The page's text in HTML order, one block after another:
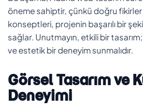
öneme sahiptir, çünkü doğru fikirler
konseptleri, projenin başarılı bir
sağlar. Unutmayın, etkili bir
ve estetik bir deneyim sunmalıdır.
Görsel Tasarım ve
Deneyimi